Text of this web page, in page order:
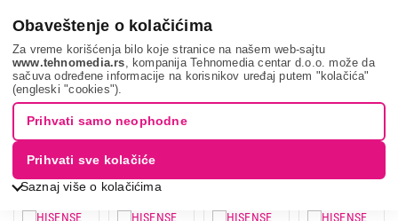
Obaveštenje o kolačićima
Za vreme korišćenja bilo koje stranice na našem web-sajtu
www.tehnomedia.rs , kompanija Tehnomedia centar d.o.o. može da
sačuva određene informacije na korisnikov uređaj putem "kolačića"
(engleski "cookies").
Saznaj više o kolačićima
Prihvati samo neophodne
Prihvati sve kolačiće
Bela tehnika Ugradne ploče
Ugradne indukcione ploče
Hisense hi 6432...